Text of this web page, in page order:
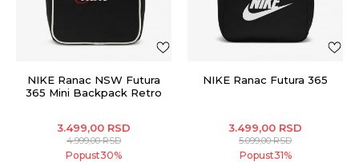
NIKE Ranac NSW Futura
365 Mini Backpack Retro
3.499,00 RSD
4.999,00RSD
Popust30%
NIKE Ranac Futura 365
3.499,00 RSD
5.099,00RSD
Popust31%